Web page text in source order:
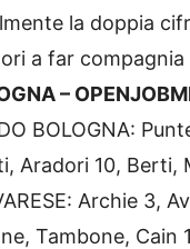
la doppia
a far
–
BOLOGNA:
Aradori 10, Berti,
Archie 3,
Tambone,